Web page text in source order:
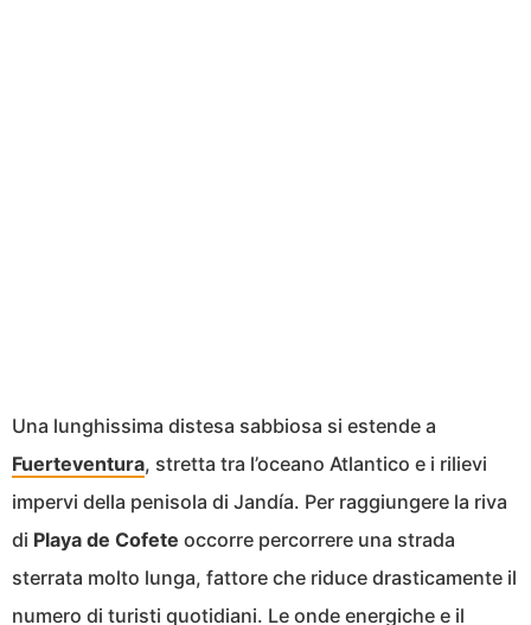
Una lunghissima distesa sabbiosa si estende a
Fuerteventura, stretta tra l’oceano Atlantico e i rilievi
impervi della penisola di Jandía. Per raggiungere la riva
di Playa de Cofete occorre percorrere una strada
sterrata molto lunga, fattore che riduce drasticamente il
numero di turisti quotidiani. Le onde energiche e il